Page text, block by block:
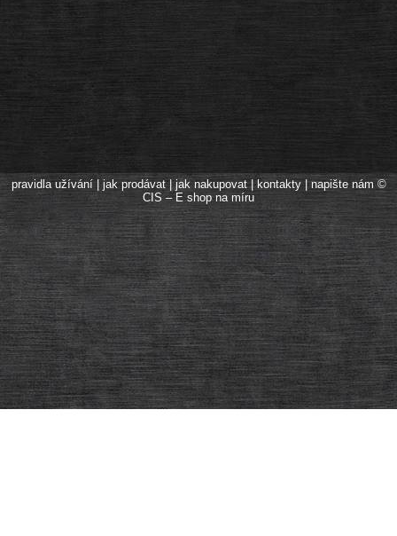
pravidla užívání| jak prodávat|jak nakupovat|kontakty|napište nám ©
CIS – E shop na míru